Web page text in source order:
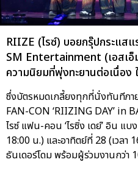
RIIZE (ไรซ์) บอยกรุ๊ปกระแส
SM Entertainment (เอสเอ็
ความนิยมที่พุ่งทะยานต่อเนื่อง
ซึ่งบัตรหมดเกลี้ยงทุกที่นั่งทันทีภา
FAN-CON ‘RIIZING DAY’ in
ไรซ์ แฟน-คอน ‘ไรซิ่ง เดย์’ อิน แบ
18:00 น.) และอาทิตย์ที่ 28 (เวล
ธันเดอร์โดม พร้อมผู้ร่วมงานกว่า